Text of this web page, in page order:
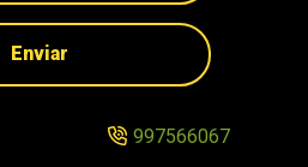
Enviar
997566067